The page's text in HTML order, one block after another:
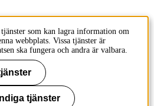
som kan lagra information om
webbplats. Vissa tjänster är
ska fungera och andra är valbara.
tjänster